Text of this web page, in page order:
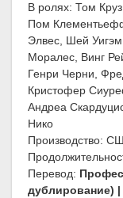
В ролях: Том
Пом
Элвес, Шей
Моралес, Винг
Генри Черни,
Кристофер
Андреа
Нико
Производство:
Перевод:
дублирование) |